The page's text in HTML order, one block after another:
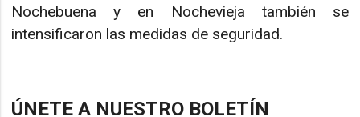
Nochebuena y en Nochevieja también se
intensificaron las medidas de seguridad.
ÚNETE A NUESTRO BOLETÍN